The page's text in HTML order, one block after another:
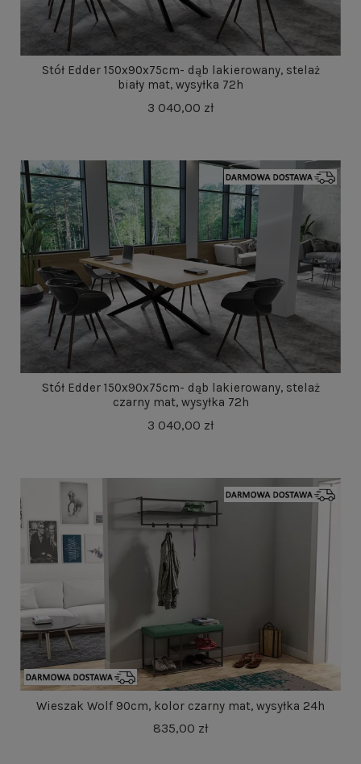
Stół Edder 150x90x75cm- dąb lakierowany, stelaż
biały mat, wysyłka 72h
3 040,00 zł
Stół Edder 150x90x75cm- dąb lakierowany, stelaż
czarny mat, wysyłka 72h
3 040,00 zł
Wieszak Wolf 90cm, kolor czarny mat, wysyłka 24h
835,00 zł